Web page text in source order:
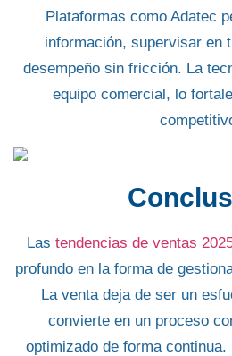
Plataformas como Adatec
información, supervisar en
desempeño sin fricción. La
equipo comercial, lo
Las tendencias de ventas
profundo en la forma de
La venta deja de ser un
convierte en un proceso
optimizado de forma